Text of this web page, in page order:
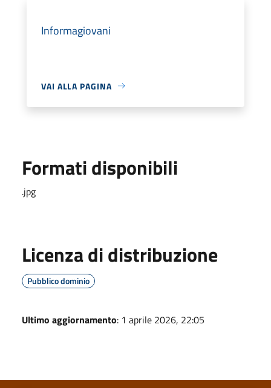
Informagiovani
VAI ALLA PAGINA
Formati disponibili
.jpg
Licenza di distribuzione
Pubblico dominio
Ultimo aggiornamento: 1 aprile 2026, 22:05